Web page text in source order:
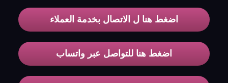
اضغط هنا ل الاتصال بخدمة العملاء
اضغط هنا للتواصل عبر واتساب